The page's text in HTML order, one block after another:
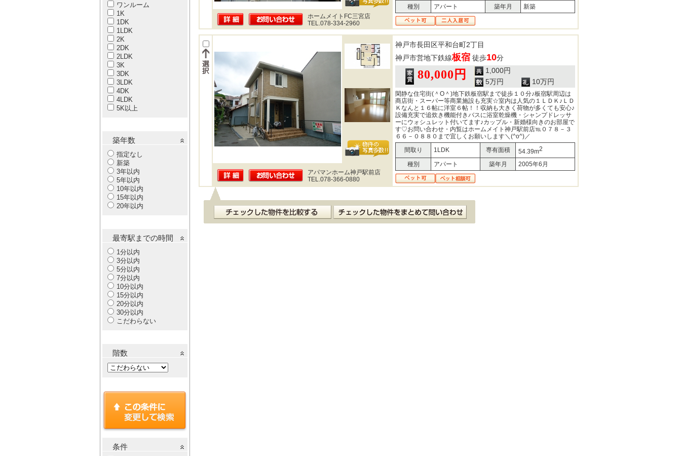
ワンルーム
1K
1DK
1LDK
2K
2DK
2LDK
3K
3DK
3LDK
4DK
4LDK
5K以上
築年数
指定なし
新築
3年以内
5年以内
10年以内
15年以内
20年以内
最寄駅までの時間
1分以内
3分以内
5分以内
7分以内
10分以内
15分以内
20分以内
30分以内
こだわらない
階数
条件
種別 アパート 築年月
新築
ホームメイトFC三宮店
TEL.078-334-2960
神戸市長田区平和台町2丁目
神戸市営地下鉄線板宿 徒歩10分
80,000円
1,000円
5万円
10万円
閑静な住宅街(＾O＾)地下鉄板宿駅まで徒歩１０分♪板宿駅周辺は
商店街・スーパー等商業施設も充実☆室内は人気の１ＬＤＫ♪ＬＤ
Ｋなんと１６帖に洋室６帖！！収納も大きく荷物が多くても安心♪
設備充実で追炊き機能付きバスに浴室乾燥機・シャンプドレッサ
ーにウォシュレット付いてます♪カップル・新婚様向きのお部屋で
す♡お問い合わせ・内覧はホームメイト神戸駅前店℡０７８－３
６６－０８８０まで宜しくお願いします＼(^o^)／
間取り
1LDK 専有面積 54.39m2
種別 アパート 築年月
2005年6月
アパマンホーム神戸駅前店
TEL.078-366-0880